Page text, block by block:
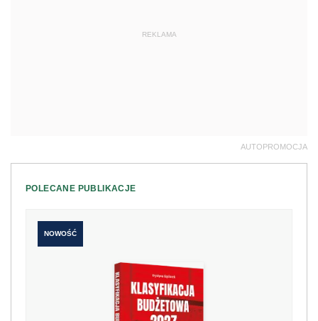
REKLAMA
AUTOPROMOCJA
POLECANE PUBLIKACJE
NOWOŚĆ